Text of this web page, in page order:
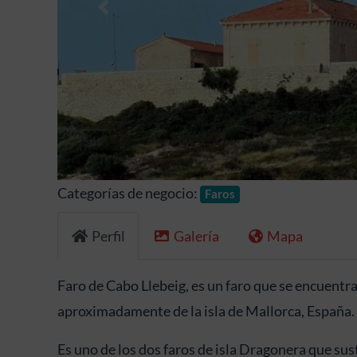
Categorías de negocio: Faros
Perfil Galería Mapa
Faro de Cabo Llebeig, es un faro que se
aproximadamente de la isla de Mallorca, España.
Es uno de los dos faros de isla Dragonera que